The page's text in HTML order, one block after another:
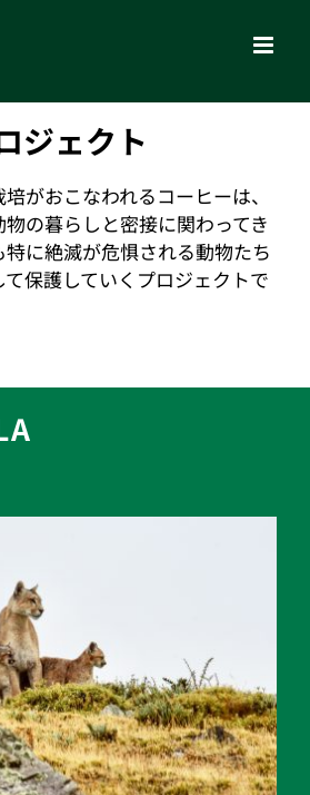
ジェクト
がおこなわれるコーヒーは、
の暮らしと密接に関わってき
に絶滅が危惧される動物たち
保護していくプロジェクトで